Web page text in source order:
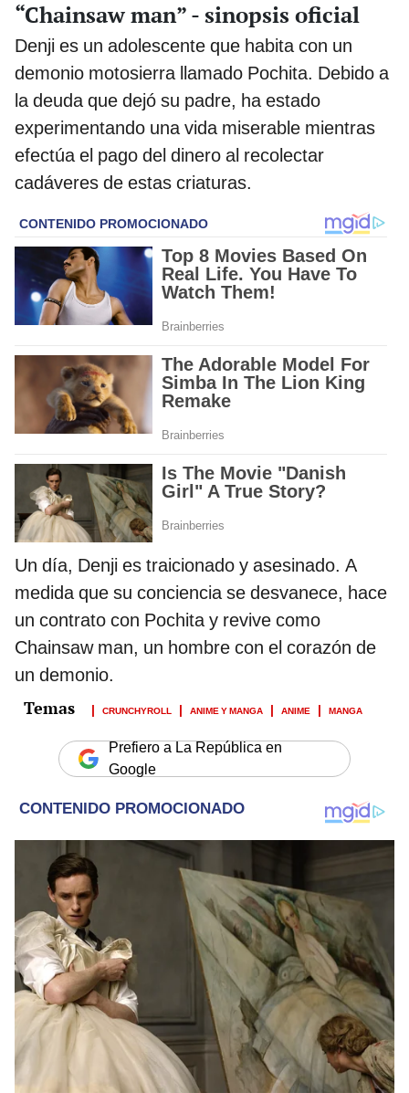
“Chainsaw man” - sinopsis oficial
Denji es un adolescente que habita con un
demonio motosierra llamado Pochita. Debido a
la deuda que dejó su padre, ha estado
experimentando una vida miserable mientras
efectúa el pago del dinero al recolectar
cadáveres de estas criaturas.
Un día, Denji es traicionado y asesinado. A
medida que su conciencia se desvanece, hace
un contrato con Pochita y revive como
Chainsaw man, un hombre con el corazón de
un demonio.
CRUNCHYROLL ANIME Y MANGA ANIME MANGA
Prefiero a La República en
Google